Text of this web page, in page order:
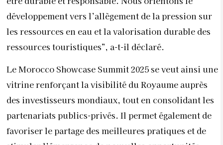
développement vers l’allègement de la pression sur
les ressources en eau et la valorisation durable des
ressources touristiques”, a-t-il déclaré.
Le Morocco Showcase Summit 2025 se veut ainsi une
vitrine renforçant la visibilité du Royaume auprès
des investisseurs mondiaux, tout en consolidant les
partenariats publics-privés. Il permet également de
favoriser le partage des meilleures pratiques et de